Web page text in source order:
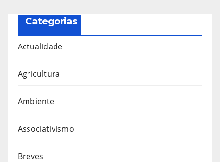
Categorias
Actualidade
Agricultura
Ambiente
Associativismo
Breves